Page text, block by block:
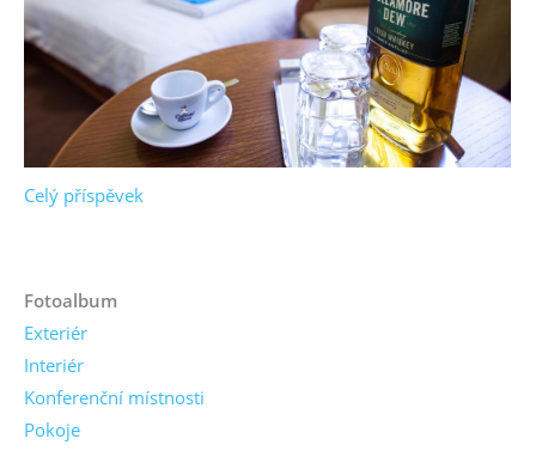
Celý příspěvek
Fotoalbum
Exteriér
Interiér
Konferenční místnosti
Pokoje